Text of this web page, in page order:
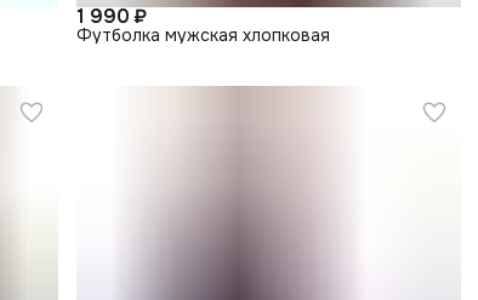
1 990 ₽
Футболка мужская хлопковая